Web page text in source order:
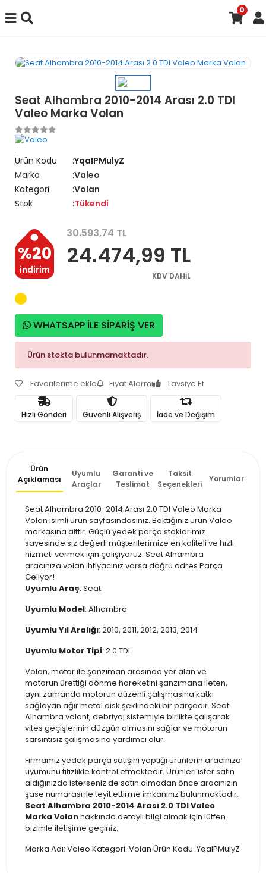
0
Seat Alhambra 2010-2014 Arası 2.0 TDI
Valeo Marka Volan
Ürün Kodu
YqaIPMulyZ
Marka
Valeo
Kategori
Volan
Stok
Tükendi
%20
indirim
30.593,74 TL
24.474,99 TL
KDV DAHİL
WHATSAPP İLE SİPARİŞ VER
Ürün stokta bulunmamaktadır.
Favorilerime ekle Fiyat Alarmı Tavsiye Et
Hızlı Gönderi Güvenli Alışveriş İade ve Değişim
Ürün
Açıklaması
Uyumlu
Araçlar
Garanti ve
Teslimat
Taksit
Seçenekleri
Yorumlar
Seat Alhambra 2010-2014 Arası 2.0 TDI Valeo Marka
Volan isimli ürün sayfasındasınız. Baktığınız ürün Valeo
markasına aittir. Güçlü yedek parça stoklarımız
sayesinde siz değerli müşterilerimize en kaliteli ve hızlı
hizmeti vermek için çalışıyoruz. Seat Alhambra
aracınıza volan ihtiyacınız varsa doğru adres Parça
Geliyor!
Uyumlu Araç: Seat
Uyumlu Model: Alhambra
Uyumlu Yıl Aralığı: 2010, 2011, 2012, 2013, 2014
Uyumlu Motor Tipi: 2.0 TDI
Volan, motor ile şanzıman arasında yer alan ve
motorun ürettiği dönme hareketini şanzımana ileten,
aynı zamanda motorun düzenli çalışmasına katkı
sağlayan ağır metal disk şeklindeki bir parçadır. Seat
Alhambra volant, debriyaj sistemiyle birlikte çalışarak
vites geçişlerinin düzgün olmasını sağlar ve motorun
sarsıntısız çalışmasına yardımcı olur.
Firmamız yedek parça satışını yaptığı ürünlerin aracınıza
uyumunu titizlikle kontrol etmektedir. Ürünleri ister satın
aldığınızda isterseniz de satın almadan önce aracınızın
şase numarası ile teyit ettirme imkanınız bulunmaktadır.
Seat Alhambra 2010-2014 Arası 2.0 TDI Valeo
Marka Volanhakkında detaylı bilgi almak için lütfen
bizimle iletişime geçiniz.
Marka Adı: Valeo Kategori: Volan Ürün Kodu: YqaIPMulyZ